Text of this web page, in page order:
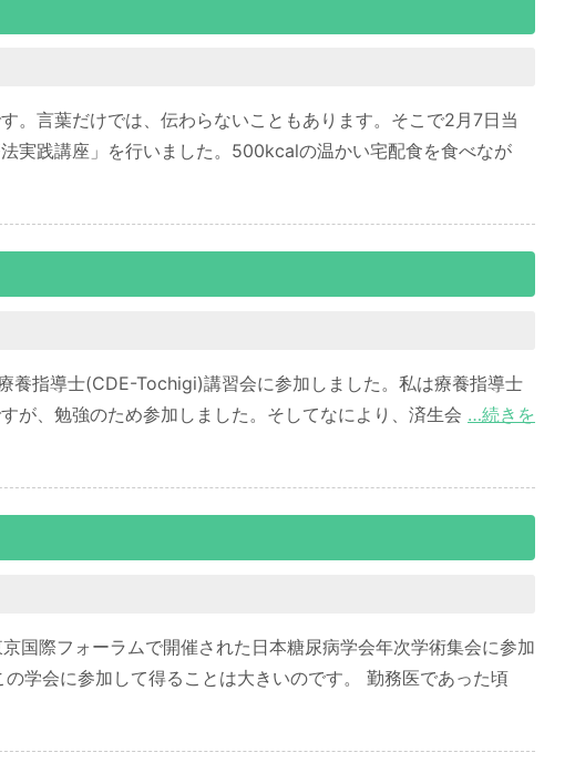
。言葉だけでは、伝わらないこともあります。そこで2月7日当
実践講座」を行いました。500kcalの温かい宅配食を食べなが
養指導士(CDE-Tochigi)講習会に参加しました。私は療養指導士
が、勉強のため参加しました。そしてなにより、済生会 …続きを
国際フォーラムで開催された日本糖尿病学会年次学術集会に参加
学会に参加して得ることは大きいのです。 勤務医であった頃